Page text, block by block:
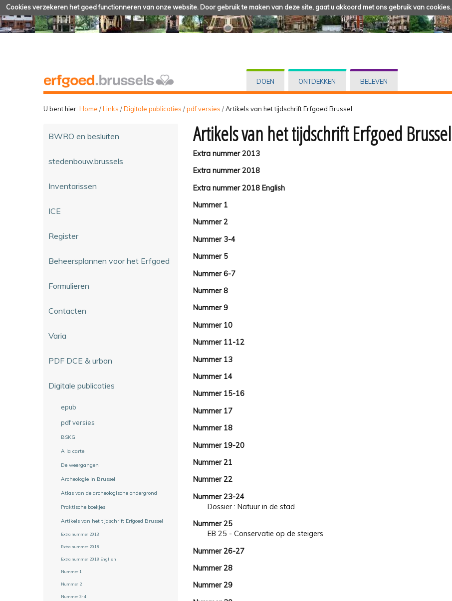
Cookies verzekeren het goed functionneren van onze website. Door gebruik te maken van deze site, gaat u akkoord met ons gebruik van cookies.
DOEN ONTDEKKEN BELEVEN
U bent hier: Home /Links /Digitale publicaties /pdf versies /Artikels van het tijdschrift Erfgoed Brussel
BWRO en besluiten
stedenbouw.brussels
Inventarissen
ICE
Register
Beheersplannen voor het Erfgoed
Formulieren
Contacten
Varia
PDF DCE & urban
Digitale publicaties
epub
pdf versies
BSKG
A la carte
De weergangen
Archeologie in Brussel
Atlas van de archeologische ondergrond
Praktische boekjes
Artikels van het tijdschrift Erfgoed Brussel
Extra nummer 2013
Extra nummer 2018
Extra nummer 2018 English
Nummer 1
Nummer 2
Nummer 3-4
Artikels van het tijdschrift Erfgoed Brussel
Extra nummer 2013
Extra nummer 2018
Extra nummer 2018 English
Nummer 1
Nummer 2
Nummer 3-4
Nummer 5
Nummer 6-7
Nummer 8
Nummer 9
Nummer 10
Nummer 11-12
Nummer 13
Nummer 14
Nummer 15-16
Nummer 17
Nummer 18
Nummer 19-20
Nummer 21
Nummer 22
Nummer 23-24
Dossier : Natuur in de stad
Nummer 25
EB 25 - Conservatie op de steigers
Nummer 26-27
Nummer 28
Nummer 29